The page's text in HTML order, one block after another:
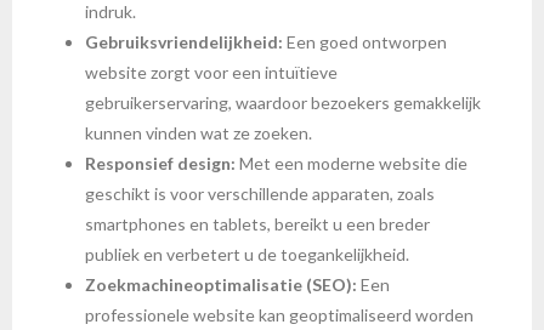
indruk.
Gebruiksvriendelijkheid: Een goed ontworpen
website zorgt voor een intuïtieve
gebruikerservaring, waardoor bezoekers gemakkelijk
kunnen vinden wat ze zoeken.
Responsief design: Met een moderne website die
geschikt is voor verschillende apparaten, zoals
smartphones en tablets, bereikt u een breder
publiek en verbetert u de toegankelijkheid.
Zoekmachineoptimalisatie (SEO): Een
professionele website kan geoptimaliseerd worden